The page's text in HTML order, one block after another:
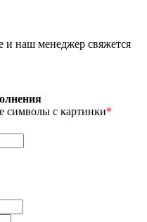
и наш менеджер свяжется
символы с картинки*